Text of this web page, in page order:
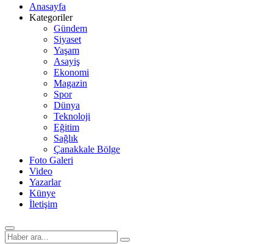
Anasayfa
Kategoriler
Gündem
Siyaset
Yaşam
Asayiş
Ekonomi
Magazin
Spor
Dünya
Teknoloji
Eğitim
Sağlık
Çanakkale Bölge
Foto Galeri
Video
Yazarlar
Künye
İletişim